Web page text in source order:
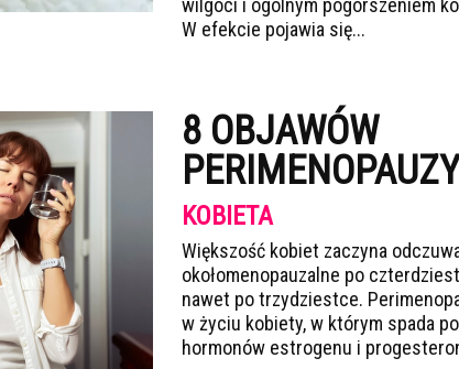
wilgoci i ogólnym pogorszeniem
W efekcie pojawia się...
8 OBJAWÓW
PERIMENOPAUZY
KOBIETA
Większość kobiet zaczyna
okołomenopauzalne po
nawet po trzydziestce.
w życiu kobiety, w którym spada
hormonów estrogenu i